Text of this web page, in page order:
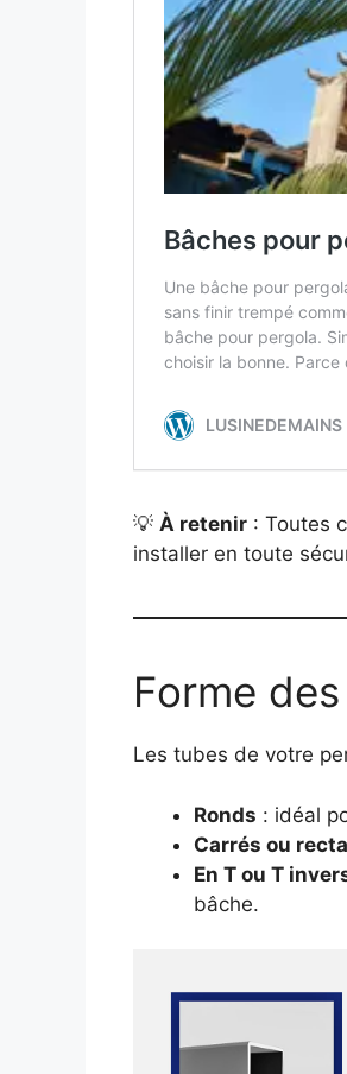
💡 À retenir : Toutes
installer en toute
Forme
Les tubes de votre
Ronds : idéal
Carrés ou
En T ou T
bâche.